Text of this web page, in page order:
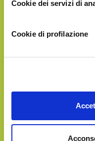
Cookie dei servizi di
Cookie di profilazione